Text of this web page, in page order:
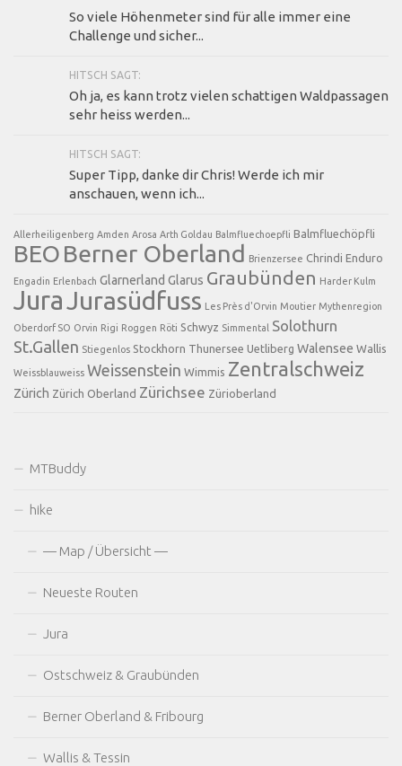
So viele Höhenmeter sind für alle immer eine
Challenge und sicher...
HITSCH SAGT:
Oh ja, es kann trotz vielen schattigen Waldpassagen
sehr heiss werden...
HITSCH SAGT:
Super Tipp, danke dir Chris! Werde ich mir
anschauen, wenn ich...
Allerheiligenberg Amden Arosa Arth Goldau Balmfluechoepfli Balmfluechöpfli
BEO Berner Oberland Brienzersee Chrindi Enduro
Engadin Erlenbach Glarnerland Glarus Graubünden Harder Kulm
JuraJurasüdfuss Les Près d'Orvin Moutier Mythenregion
Oberdorf SO Orvin Rigi Roggen Röti Schwyz Simmental Solothurn
St.Gallen Stiegenlos Stockhorn Thunersee Uetliberg Walensee Wallis
Weissblauweiss Weissenstein Wimmis Zentralschweiz
Zürich Zürich Oberland Zürichsee Zürioberland
MTBuddy
hike
— Map / Übersicht —
Neueste Routen
Jura
Ostschweiz & Graubünden
Berner Oberland & Fribourg
Wallis & Tessin